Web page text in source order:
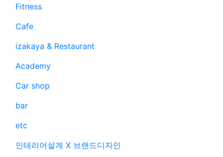
Fitness
Cafe
izakaya & Restaurant
Academy
Car shop
bar
etc
인테리어설계 X 브랜드디자인